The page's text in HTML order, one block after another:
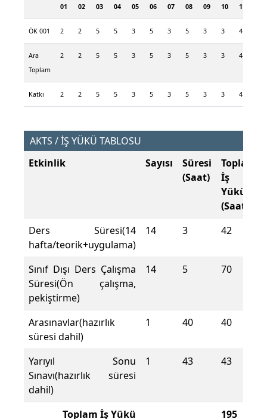
01
02
03
04
05
06
07
08
09
10
11
ÖK 001 2 2 5 5 3 5 3 5 3 3 4
Ara
Toplam
2 2 5 5 3 5 3 5 3 3 4
Katkı 2 2 5 5 3 5 3 5 3 3 4
AKTS / İŞ YÜKÜ TABLOSU
Etkinlik
Sayısı
Süresi
(Saat)
Toplam
İş
Yükü
(Saat)
Ders Süresi(14
hafta/teorik+uygulama)
14 3 42
Sınıf Dışı Ders Çalışma
Süresi(Ön çalışma,
pekiştirme)
14 5 70
Arasınavlar(hazırlık
süresi dahil)
1 40 40
Yarıyıl Sonu
Sınavı(hazırlık süresi
dahil)
1 43 43
Toplam İş Yükü 195